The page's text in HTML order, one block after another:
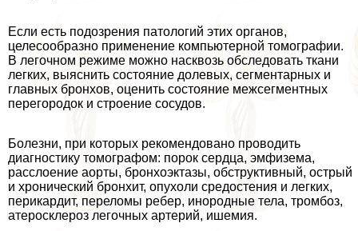
Если есть подозрения патологий этих органов,
целесообразно применение компьютерной томографии.
В легочном режиме можно насквозь обследовать ткани
легких, выяснить состояние долевых, сегментарных и
главных бронхов, оценить состояние межсегментных
перегородок и строение сосудов.
Болезни, при которых рекомендовано проводить
диагностику томографом: порок сердца, эмфизема,
расслоение аорты, бронхоэктазы, обструктивный, острый
и хронический бронхит, опухоли средостения и легких,
перикардит, переломы ребер, инородные тела, тромбоз,
атеросклероз легочных артерий, ишемия.